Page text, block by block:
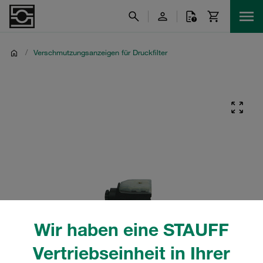
Wir haben eine STAUFF
Vertriebseinheit in Ihrer
/ Verschmutzungsanzeigen für Druckfilter